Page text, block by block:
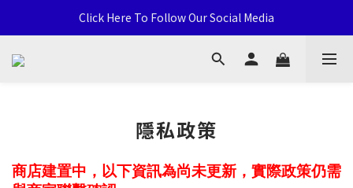
通用卡店 TCG & Sports Card 批發/零售 Distribution and Retail
Click Here To Follow Our Social Media
荃灣西樓角路138-168號 荃豐中心地下A59號舖
隱私政策
商店建置中，以下資訊為尚未更新，實際政策仍需